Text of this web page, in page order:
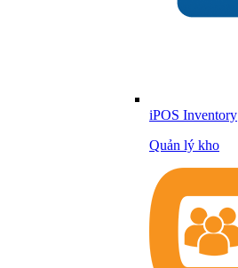
iPOS Inventory
Quản lý kho